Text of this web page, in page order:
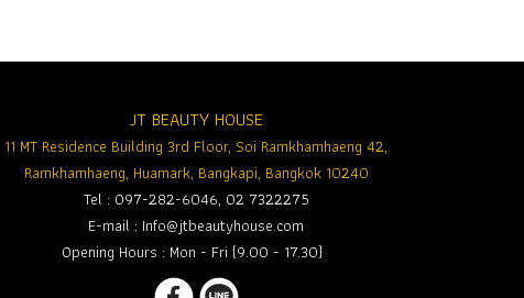
JT BEAUTY HOUSE
11 MT Residence Building 3rd Floor, Soi Ramkhamhaeng 42,
Ramkhamhaeng, Huamark, Bangkapi, Bangkok 10240
Tel : 097-282-6046, 02 7322275
E-mail : Info@jtbeautyhouse.com
Opening Hours : Mon - Fri (9.00 - 17.30)